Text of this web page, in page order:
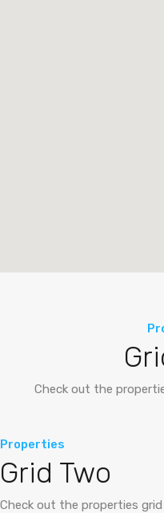
Check out the
Properties
Grid Two
Check out the properties